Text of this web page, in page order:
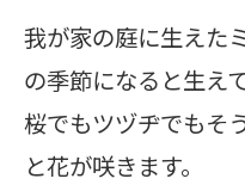
我が家の庭に生えた
の季節になると生え
桜でもツヅヂでもそ
と花が咲きます。